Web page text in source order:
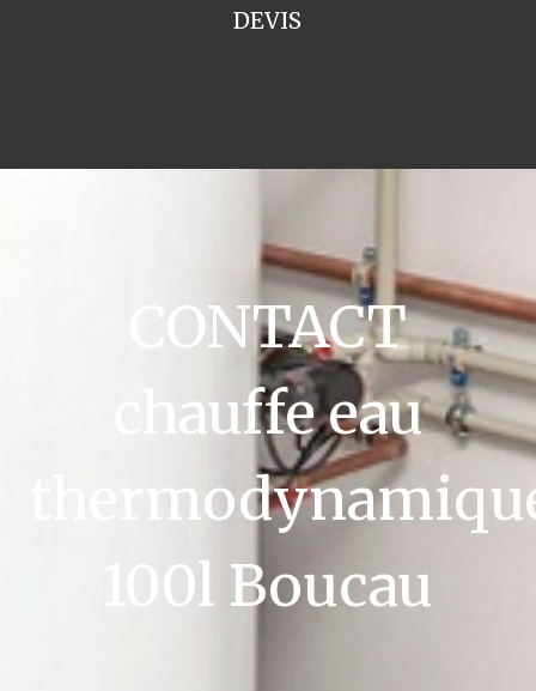
DEVIS
CONTACT
chauffe eau
100l Boucau